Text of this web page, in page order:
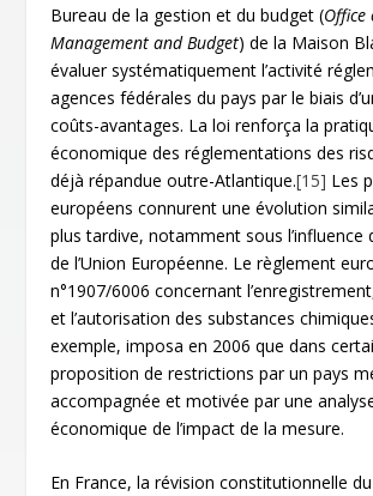
Bureau de la gestion et du budget (Office
Management and Budget) de la Maison
évaluer systématiquement l’activité
agences fédérales du pays par le biais
coûts-avantages. La loi renforça la
économique des réglementations des
déjà répandue outre-Atlantique.[15] Les
européens connurent une évolution
plus tardive, notamment sous l’influence
de l’Union Européenne. Le règlement
n°1907/6006 concernant
et l’autorisation des substances
exemple, imposa en 2006 que dans
proposition de restrictions par un pays
accompagnée et motivée par une
économique de l’impact de la mesure.
En France, la révision constitutionnelle